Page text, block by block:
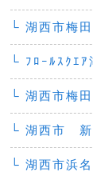
└ 湖西市梅
└ ﾌﾛｰﾙｽｸｴ
└ 湖西市梅
└ 湖西市 新
└ 湖西市浜